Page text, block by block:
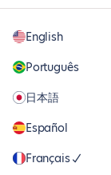
English
Português
日本語
Español
Français